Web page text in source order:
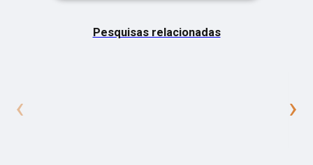
Pesquisas relacionadas
‹ ›